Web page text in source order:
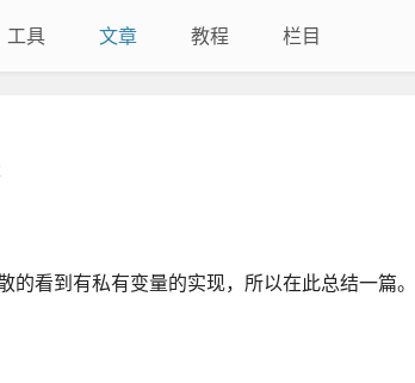
工具 文章 教程 栏目
看到有私有变量的实现，所以在此总结一篇。